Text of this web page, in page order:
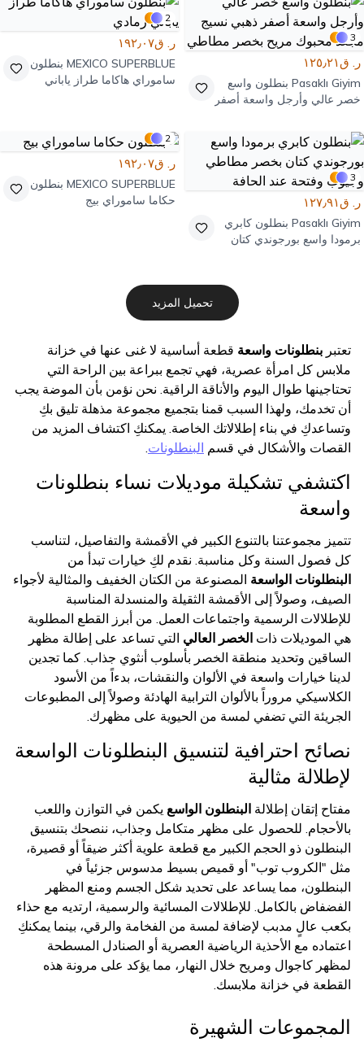
3
ر. ق١٢٥٫٢١
Pasaklı Giyim بنطلون واسع
خصر عالي وأرجل واسعة أصفر
بخصر مطاطي
2
ر. ق١٩٢٫٠٧
MEXICO SUPERBLUE بنطلون
ساموراي هاكاما طراز ياباني
3
ر. ق١٢٧٫٩١
Pasaklı Giyim بنطلون كابري
برمودا واسع بورجوندي كتان
2
ر. ق١٩٢٫٠٧
MEXICO SUPERBLUE بنطلون
حكاما ساموراي بيج
تحميل المزيد
تعتبر بنطلونات واسعة قطعة أساسية لا غنى عنها في خزانة
ملابس كل امرأة عصرية، فهي تجمع ببراعة بين الراحة التي
تحتاجينها طوال اليوم والأناقة الراقية. نحن نؤمن بأن الموضة يجب
أن تخدمك، ولهذا السبب قمنا بتجميع مجموعة مذهلة تليق بكِ
وتساعدكِ في بناء إطلالاتك الخاصة. يمكنكِ اكتشاف المزيد من
القصات والأشكال في قسم البنطلونات.
اكتشفي تشكيلة موديلات نساء بنطلونات
واسعة
تتميز مجموعتنا بالتنوع الكبير في الأقمشة والتفاصيل، لتناسب
كل فصول السنة وكل مناسبة. نقدم لكِ خيارات تبدأ من
البنطلونات الواسعة المصنوعة من الكتان الخفيف والمثالية لأجواء
الصيف، وصولاً إلى الأقمشة الثقيلة والمنسدلة المناسبة
للإطلالات الرسمية واجتماعات العمل. من أبرز القطع المطلوبة
هي الموديلات ذات الخصر العالي التي تساعد على إطالة مظهر
الساقين وتحديد منطقة الخصر بأسلوب أنثوي جذاب. كما تجدين
لدينا خيارات واسعة في الألوان والنقشات، بدءاً من الأسود
الكلاسيكي مروراً بالألوان الترابية الهادئة وصولاً إلى المطبوعات
الجريئة التي تضفي لمسة من الحيوية على مظهرك.
نصائح احترافية لتنسيق البنطلونات الواسعة
لإطلالة مثالية
مفتاح إتقان إطلالة البنطلون الواسع يكمن في التوازن واللعب
بالأحجام. للحصول على مظهر متكامل وجذاب، ننصحك بتنسيق
البنطلون ذو الحجم الكبير مع قطعة علوية أكثر ضيقاً أو قصيرة،
مثل "الكروب توب" أو قميص بسيط مدسوس جزئياً في
البنطلون، مما يساعد على تحديد شكل الجسم ومنع المظهر
الفضفاض بالكامل. للإطلالات المسائية والرسمية، ارتديه مع حذاء
بكعب عالٍ مدبب لإضافة لمسة من الفخامة والرقي، بينما يمكنكِ
اعتماده مع الأحذية الرياضية العصرية أو الصنادل المسطحة
لمظهر كاجوال ومريح خلال النهار، مما يؤكد على مرونة هذه
القطعة في خزانة ملابسك.
المجموعات الشهيرة